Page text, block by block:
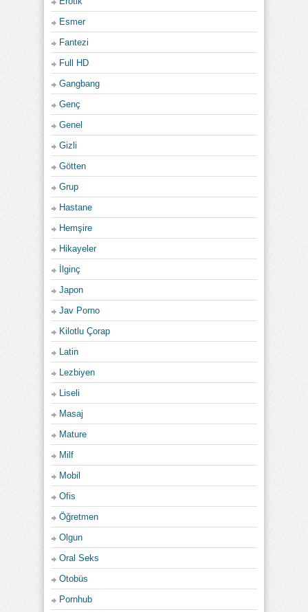
Esmer
Fantezi
Full HD
Gangbang
Genç
Genel
Gizli
Götten
Grup
Hastane
Hemşire
Hikayeler
İlginç
Japon
Jav Porno
Kilotlu Çorap
Latin
Lezbiyen
Liseli
Masaj
Mature
Milf
Mobil
Ofis
Öğretmen
Olgun
Oral Seks
Otobüs
Pornhub